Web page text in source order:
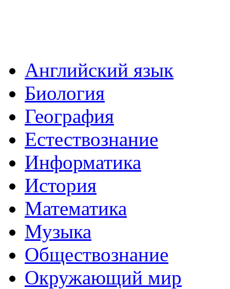
Английский язык
Биология
География
Естествознание
Информатика
История
Математика
Музыка
Обществознание
Окружающий мир